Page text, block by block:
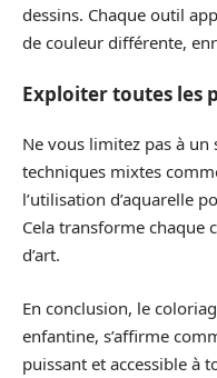
dessins. Chaque outil
de couleur différente,
Exploiter toutes les
Ne vous limitez pas à
techniques mixtes
l’utilisation d’aquarelle
Cela transforme
d’art.
En conclusion, le
enfantine, s’affirme
puissant et accessible à